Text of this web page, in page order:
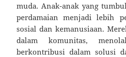
muda. Anak-anak yang
perdamaian menjadi lebih
sosial dan kemanusiaan.
dalam komunitas,
berkontribusi dalam solusi